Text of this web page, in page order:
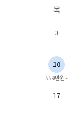
목
3
10
559만원~
17